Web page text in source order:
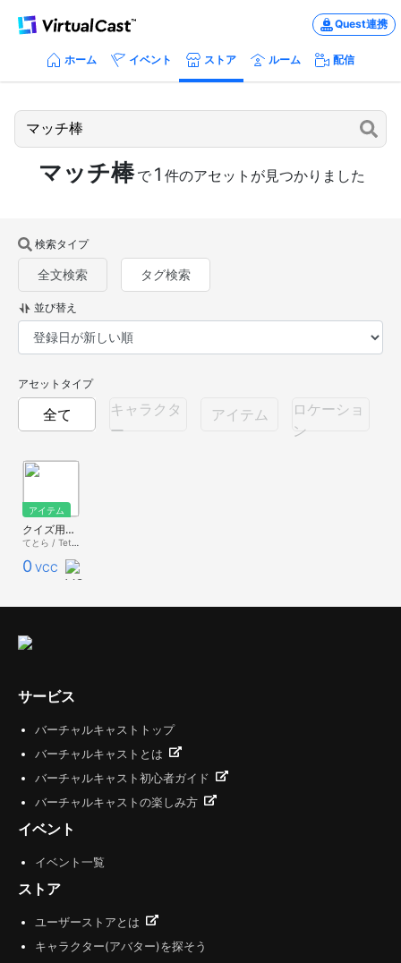
Quest連携
ホーム イベント ストア ルーム 配信
マッチ棒 で 1 件のアセットが見つかりました
検索タイプ
全文検索 タグ検索
並び替え
アセットタイプ
全て
キャラクタ
ー
アイテム
ロケーショ
ン
アイテム
クイズ用マッチ棒
0 VCC
サービス
バーチャルキャストトップ
バーチャルキャストとは
バーチャルキャスト初心者ガイド
バーチャルキャストの楽しみ方
イベント
イベント一覧
ストア
ユーザーストアとは
キャラクター(アバター)を探そう